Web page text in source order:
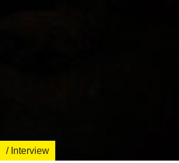
/ Interview